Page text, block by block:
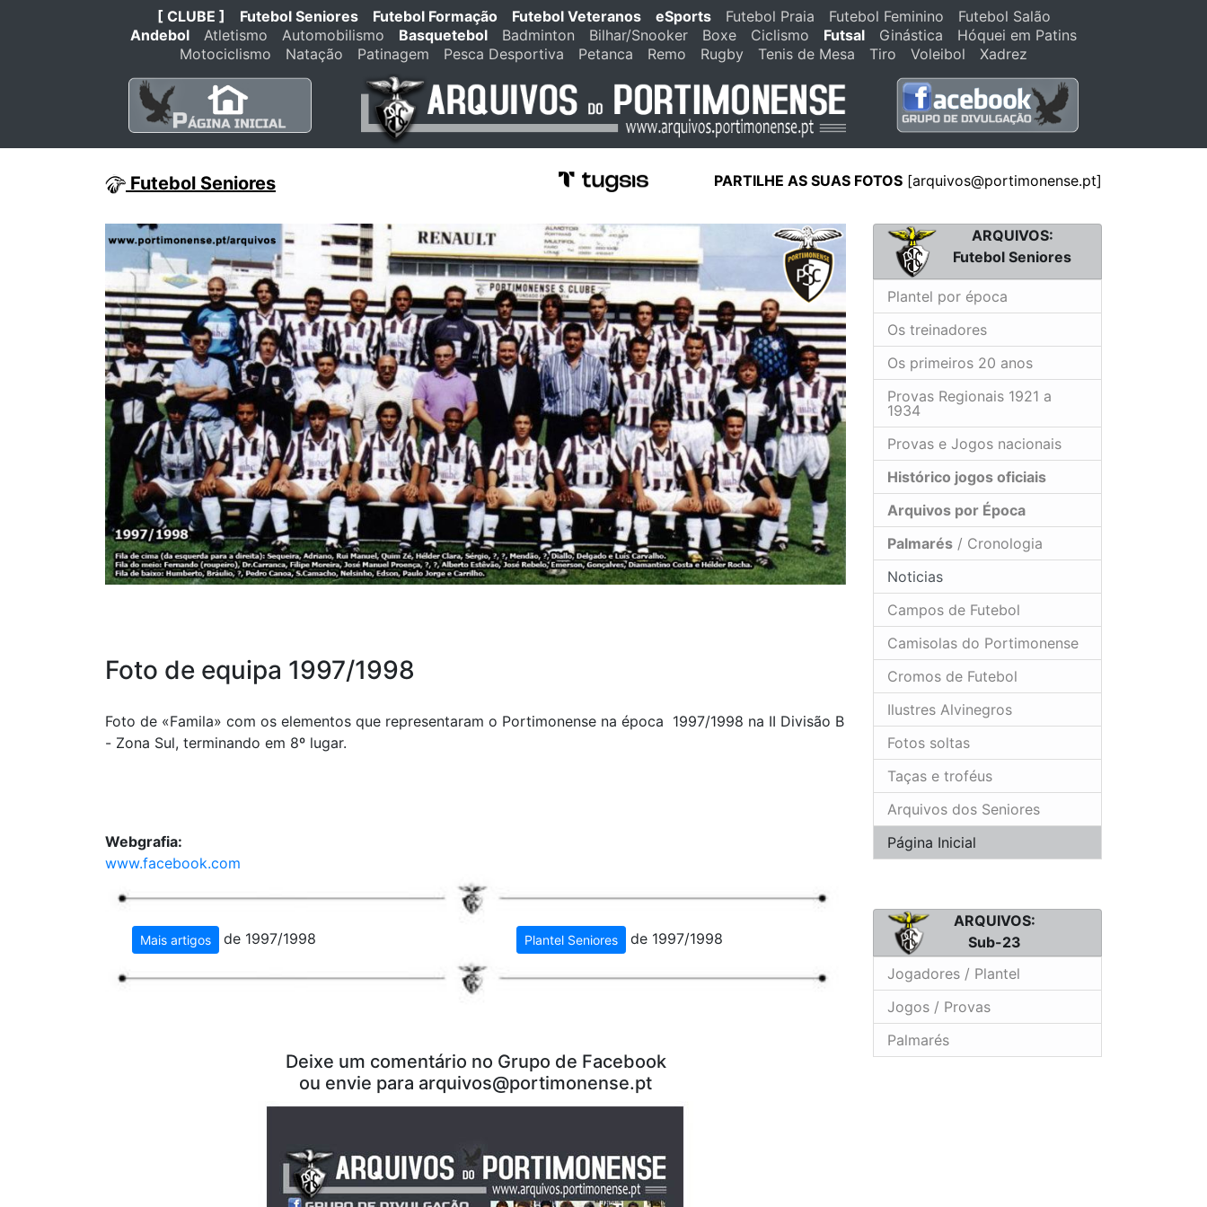
[ CLUBE ] Futebol Seniores Futebol Formação Futebol Veteranos eSports Futebol Praia Futebol Feminino
Futebol Salão
Andebol
Atletismo Automobilismo Basquetebol Badminton Bilhar/Snooker Boxe Ciclismo Futsal Ginástica
Hóquei em Patins
Motociclismo
Natação Patinagem Pesca Desportiva Petanca Remo Rugby Tenis de Mesa Tiro Voleibol Xadrez
Futebol Seniores PARTILHE AS SUAS FOTOS [arquivos@portimonense.pt]
Foto de equipa 1997/1998
Foto de «Famila» com os elementos que representaram o Portimonense na época 1997/1998 na II Divisão B
- Zona Sul, terminando em 8º lugar.
Webgrafia:
www.facebook.com
Mais artigos de 1997/1998 Plantel Seniores de 1997/1998
Deixe um comentário no Grupo de Facebook
ou envie para arquivos@portimonense.pt
ARQUIVOS:
Futebol Seniores
Plantel por época
Os treinadores
Os primeiros 20 anos
Provas Regionais 1921 a
1934
Provas e Jogos nacionais
Histórico jogos oficiais
Arquivos por Época
Palmarés / Cronologia
Noticias
Campos de Futebol
Camisolas do Portimonense
Cromos de Futebol
Ilustres Alvinegros
Fotos soltas
Taças e troféus
Arquivos dos Seniores
Página Inicial
ARQUIVOS:
Sub-23
Jogadores / Plantel
Jogos / Provas
Palmarés